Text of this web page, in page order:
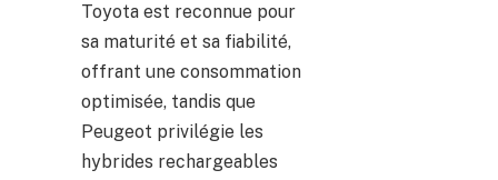
Toyota est reconnue pour
sa maturité et sa fiabilité,
offrant une consommation
optimisée, tandis que
Peugeot privilégie les
hybrides rechargeables